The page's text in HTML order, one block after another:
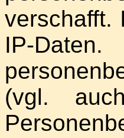
verschafft.
IP-
(vgl.